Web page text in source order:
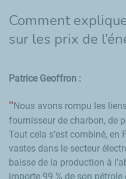
Comment
sur les prix de
Patrice Geoffron :
Nous avons rompu les
fournisseur de charbon, de
Tout cela s’est combiné, en
vastes dans le secteur
baisse de la production à
importe 99 % de son pétrole